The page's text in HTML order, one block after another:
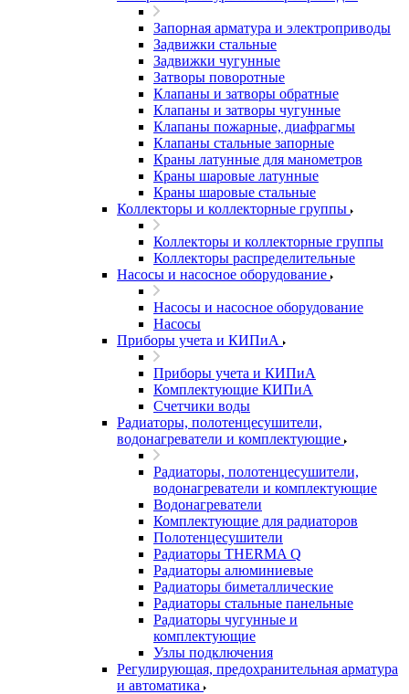
Запорная арматура и электроприводы
Задвижки стальные
Задвижки чугунные
Затворы поворотные
Клапаны и затворы обратные
Клапаны и затворы чугунные
Клапаны пожарные, диафрагмы
Клапаны стальные запорные
Краны латунные для манометров
Краны шаровые латунные
Краны шаровые стальные
Коллекторы и коллекторные группы
Коллекторы и коллекторные группы
Коллекторы распределительные
Насосы и насосное оборудование
Насосы и насосное оборудование
Насосы
Приборы учета и КИПиА
Приборы учета и КИПиА
Комплектующие КИПиА
Счетчики воды
Радиаторы, полотенцесушители,
водонагреватели и комплектующие
Радиаторы, полотенцесушители,
водонагреватели и комплектующие
Водонагреватели
Комплектующие для радиаторов
Полотенцесушители
Радиаторы THERMA Q
Радиаторы алюминиевые
Радиаторы биметаллические
Радиаторы стальные панельные
Радиаторы чугунные и
комплектующие
Узлы подключения
Регулирующая, предохранительная арматура
и автоматика